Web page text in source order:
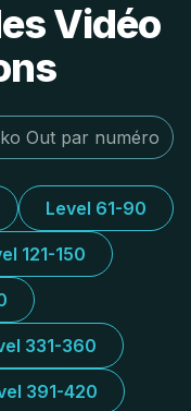
Vidéo
Level 61-90
121-150
331-360
391-420